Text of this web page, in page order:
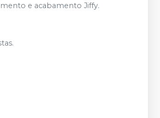
e acabamento Jiffy.